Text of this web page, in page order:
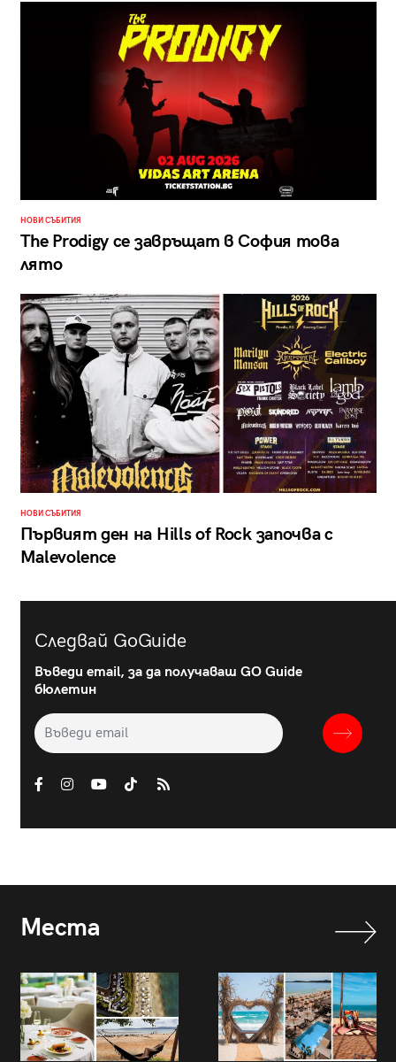
НОВИ СЪБИТИЯ
The Prodigy се завръщат в София това
лято
НОВИ СЪБИТИЯ
Първият ден на Hills of Rock започва с
Malevolence
Следвай GoGuide
Въведи email, за да получаваш GO Guide
бюлетин
Места